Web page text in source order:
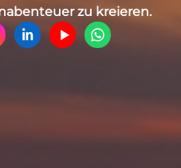
zu kreieren.